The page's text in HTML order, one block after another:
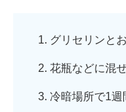
グリセリンと
花瓶などに混
冷暗場所で1週